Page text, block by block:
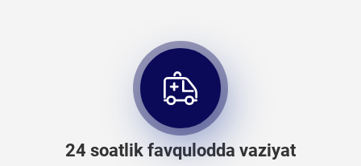
24 soatlik favqulodda vaziyat